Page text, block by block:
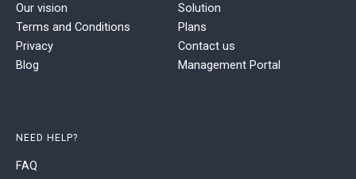
Our vision
Terms and Conditions
Privacy
Blog
Solution
Plans
Contact us
Management Portal
NEED HELP?
FAQ